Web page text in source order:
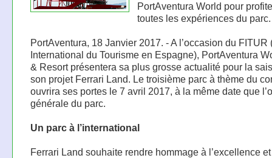
PortAventura World pour
toutes les expériences du parc.
PortAventura, 18 Janvier 2017. - A l’occasion du FITUR
International du Tourisme en Espagne), PortAventura
& Resort présentera sa plus grosse actualité pour la
son projet Ferrari Land. Le troisième parc à thème du
ouvrira ses portes le 7 avril 2017, à la même date que
générale du parc.
Un parc à l’international
Ferrari Land souhaite rendre hommage à l’excellence